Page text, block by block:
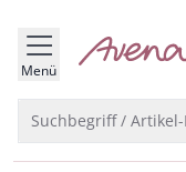
springen
springen
springen
Menü zur
Suchbegriff /